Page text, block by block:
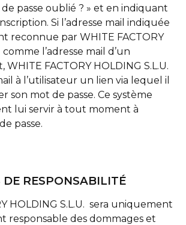
passe oublié ? » et en indiquant
Si l’adresse mail indiquée
reconnue par WHITE FACTORY
l’adresse mail d’un
FACTORY HOLDING S.L.U.
à l’utilisateur un lien via lequel il
son mot de passe. Ce système
lui servir à tout moment à
passe.
RESPONSABILITÉ
HOLDING S.L.U. sera uniquement
responsable des dommages et